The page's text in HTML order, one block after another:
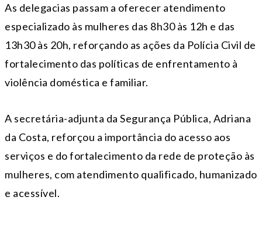
As delegacias passam a oferecer atendimento
especializado às mulheres das 8h30 às 12h e das
13h30 às 20h, reforçando as ações da Polícia Civil de
fortalecimento das políticas de enfrentamento à
violência doméstica e familiar.
A secretária-adjunta da Segurança Pública, Adriana
da Costa, reforçou a importância do acesso aos
serviços e do fortalecimento da rede de proteção às
mulheres, com atendimento qualificado, humanizado
e acessível.